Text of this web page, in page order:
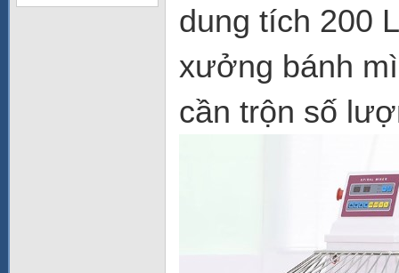
dung tích 200
xưởng bánh
cần trộn số